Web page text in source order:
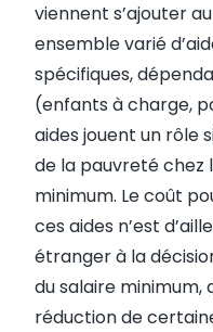
viennent s’ajouter
ensemble varié
spécifiques,
(enfants à charge,
aides jouent un rôle
de la pauvreté chez
minimum. Le coût
ces aides n’est
étranger à la
du salaire
réduction de